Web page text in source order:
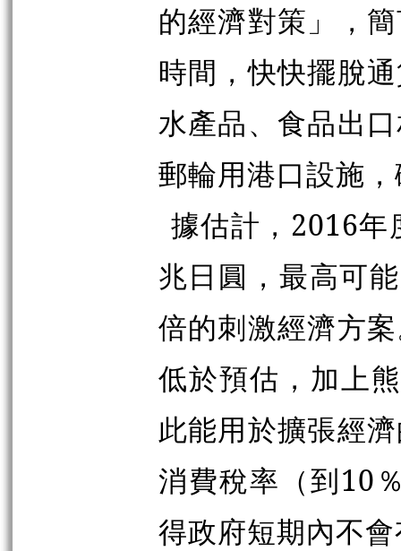
的經濟對策」，
時間，快快擺脫
水產品、食品出
郵輪用港口設施
據估計，2016年
兆日圓，最高可
倍的刺激經濟方
低於預估，加上
此能用於擴張經
消費稅率 （到10
得政府短期內不